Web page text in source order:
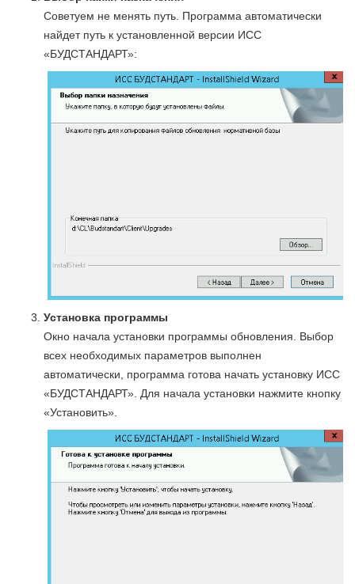
Советуем не менять путь. Программа автоматически
найдет путь к установленной версии ИСС
«БУДСТАНДАРТ»:
Установка программы
Окно начала установки программы обновления. Выбор
всех необходимых параметров выполнен
автоматически, программа готова начать установку ИСС
«БУДСТАНДАРТ». Для начала установки нажмите кнопку
«Установить».